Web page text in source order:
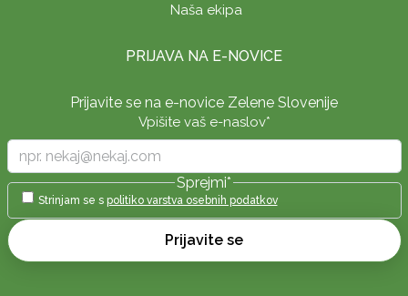
Naša ekipa
PRIJAVA NA E-NOVICE
Prijavite se na e-novice Zelene Slovenije
Vpišite vaš e-naslov*
Sprejmi*
Strinjam se s politiko varstva osebnih podatkov
Prijavite se